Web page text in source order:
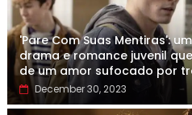
'Pare Com Suas Mentiras':
drama e romance juvenil
de um amor sufocado por
December 30, 2023